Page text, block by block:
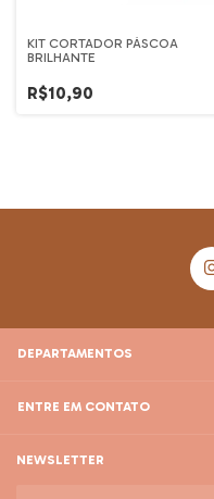
KIT CORTADOR PÁSCOA
BRILHANTE
R$10,90
DEPARTAMENTOS
ENTRE EM CONTATO
NEWSLETTER